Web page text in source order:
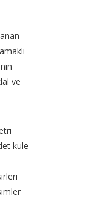
ve
kule